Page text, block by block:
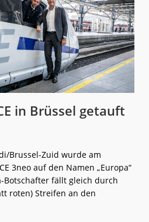
in Brüssel getauft
Brussel-Zuid wurde am
3neo auf den Namen „Europa“
Botschafter fällt gleich durch
roten) Streifen an den